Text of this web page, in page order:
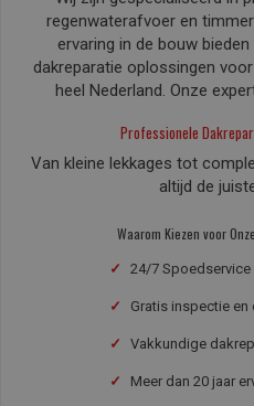
regenwaterafvoer en
ervaring in de bouw
dakreparatie oplossingen
heel Nederland. Onze
Professionele
Van kleine lekkages tot
altijd de
Waarom Kiezen voor
✓ 24/7
✓ Gratis inspectie
✓ Vakkundige
✓ Meer dan 20 jaar